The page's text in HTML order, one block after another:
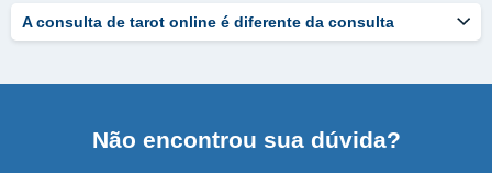
A consulta de tarot online é diferente da consulta
presencial?
Não encontrou sua dúvida?